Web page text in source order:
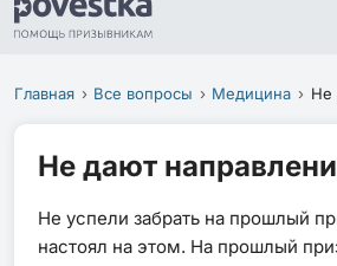
Главная Все вопросы Медицина Не
Не дают
Не успели забрать на прошлый
настоял на этом. На прошлый